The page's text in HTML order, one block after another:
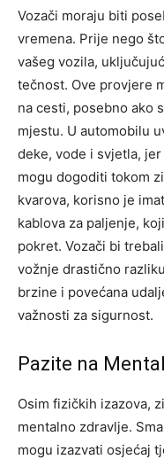
Vozači moraju biti
vremena. Prije nego
vašeg vozila,
tečnost. Ove provjere
na cesti, posebno ako
mjestu. U automobilu
deke, vode i svjetla,
mogu dogoditi tokom
kvarova, korisno je
kablova za paljenje,
pokret. Vozači bi
vožnje drastično
brzine i povećana
važnosti za sigurnost.
Pazite na
Osim fizičkih izazova,
mentalno zdravlje.
mogu izazvati osjećaj